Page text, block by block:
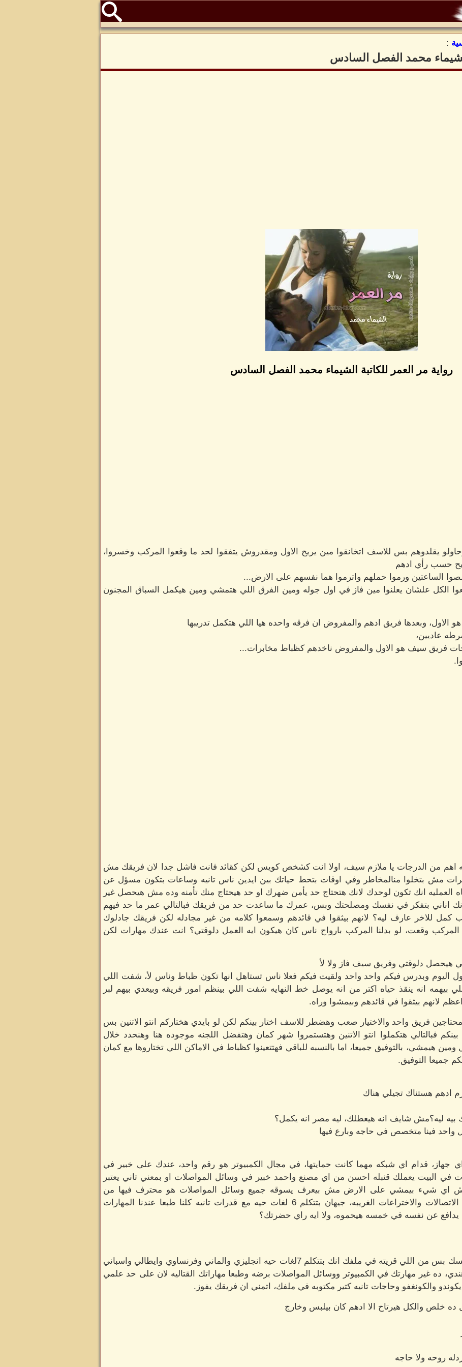
:
محمد الفصل السادس
رواية مر العمر للكاتبة الشيماء محمد الفصل السادس
يقلدوهم بس للاسف اتخانقوا مين يريح الاول ومقدروش يتفقوا لحد ما وقعوا المركب وخسروا،
حسب رأي ادهم
الساعتين ورموا حملهم واترموا هما نفسهم على الارض...
الكل علشان يعلنوا مين فاز في اول جوله ومين الفرق اللي هتمشي ومين هيكمل السباق المجنون
وبعدها فريق ادهم والمفروض ان فرقه واحده هيا اللي هتكمل تدريبها
عاديين،
فريق سيف هو الاول والمفروض ناخدهم كظباط مخابرات...
اهم من الدرجات يا ملازم سيف، اولا انت كشخص كويس لكن كقائد فانت فاشل جدا لان فريقك مش
مش بتخلوا منالمخاطر وفي اوقات بتحط حياتك بين ايدين ناس تانيه وساعات بتكون مسؤل عن
العمليه انك تكون لوحدك لانك هتحتاج حد يأمن ضهرك او حد هيحتاج منك تأمنه وده مش هيحصل غير
اناني بتفكر في نفسك ومصلحتك وبس، عمرك ما ساعدت حد من فريقك فبالتالي عمر ما حد فيهم
للاخر عارف ليه؟ لانهم بيثقوا في قائدهم وسمعوا كلامه من غير مجادله لكن فريقك جادلوك
وقعت، لو بدلنا المركب بارواح ناس كان هيكون ايه العمل دلوقتي؟ انت عندك مهارات لكن
هيحصل دلوقتي وفريق سيف فاز ولا لأ
اول اليوم وبدرس فيكم واحد واحد ولقيت فيكم فعلا ناس تستاهل انها تكون ظباط وناس لأ، شفت اللي
بيهمه انه ينقذ حياه اكتر من انه يوصل خط النهايه شفت اللي بينظم امور فريقه وبيعدي بيهم لبر
لانهم بيثقوا في قائدهم وبيمشوا وراه.
فريق واحد والاختيار صعب وهضطر للاسف اختار بينكم لكن لو بايدي هختاركم انتو الاتنين بس
فبالتالي هتكملوا انتو الاتنين وهتستمروا شهر كمان وهتفضل اللجنه موجوده هنا وهنحدد خلال
هيمشي، بالتوفيق جميعا، اما بالنسبه للباقي فهتتعينوا كظباط في الاماكن اللي تختاروها مع كمان
جميعا التوفيق.
ادهم هستناك تجيلي هناك
بيه ليه؟مش شايف انه هيعطلك، ليه مصر انه يكمل؟
واحد فينا متخصص في حاجه وبارع فيها
جهاز، قدام اي شبكه مهما كانت حمايتها، في مجال الكمبيوتر هو رقم واحد، عندك على خبير في
في البيت يعملك قنبله احسن من اي مصنع واحمد خبير في وسائل المواصلات او بمعني تاني يعتبر
اي شيء بيمشي على الارض مش بيعرف يسوقه جميع وسائل المواصلات هو محترف فيها من
الطياره للعجله، حمدي: خبير في الاتصالات والاختراعات الغريبه، جيهان بتتكلم 6 لغات حيه مع قدرات تانيه كلنا طبعا عندنا المهارات
يدافع عن نفسه في خمسه هيحموه، ولا ايه راي حضرتك؟
اللواء: متواضع مش بتتكلم عن نفسك بس من اللي قريته في ملفك انك بتتكلم 7لغات حيه انجليزي والماني وفرنساوي وايطالي واسباني
ده غير مهارتك في الكمبيوتر ووسائل المواصلات برضه وطبعا مهاراتك القتاليه لان على حد علمي
والكونغفو وحاجات تانيه كتير مكتوبه في ملفك، اتمني ان فريقك يفوز.
ده خلص والكل هيرتاح الا ادهم كان بيلبس وخارج
روحه ولا حاجه